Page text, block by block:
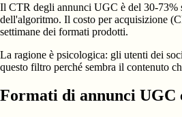
Il CTR degli annunci UGC è del 30-73%
dell'algoritmo. Il costo per acquisizione
settimane dei formati prodotti.
La ragione è psicologica: gli utenti dei
questo filtro perché sembra il contenuto
Formati di annunci UGC